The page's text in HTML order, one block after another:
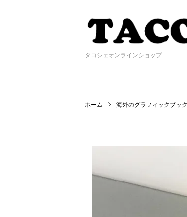
タコシェオンラインショップ
ホーム 海外のグラフィックブック